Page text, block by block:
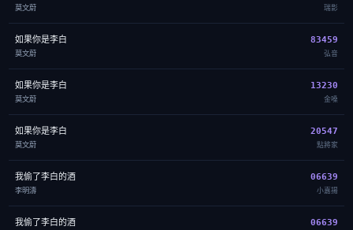
莫文蔚 瑞影
如果你是李白
莫文蔚
83459
弘音
如果你是李白
莫文蔚
13230
金嗓
如果你是李白
莫文蔚
20547
點將家
我偷了李白的酒
李明濤
06639
小嘉揚
我偷了李白的酒 06639